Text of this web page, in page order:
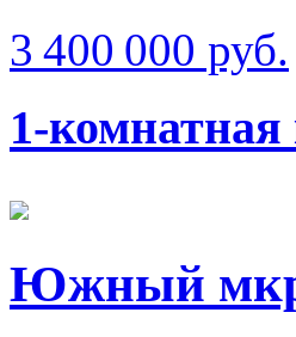
3 400 000 руб.
1-
Южный